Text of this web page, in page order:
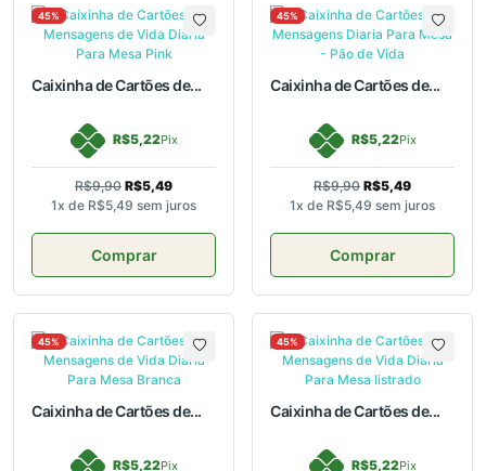
45%
Caixinha de Cartões de...
R$5,22Pix
R$9,90 R$5,49
1x de R$5,49 sem juros
Comprar
45%
Caixinha de Cartões de...
R$5,22Pix
R$9,90 R$5,49
1x de R$5,49 sem juros
Comprar
45%
Caixinha de Cartões de...
R$5,22Pix
45%
Caixinha de Cartões de...
R$5,22Pix